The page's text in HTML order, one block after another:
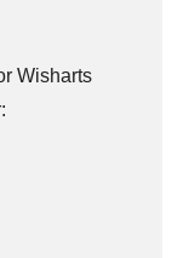
Wisharts